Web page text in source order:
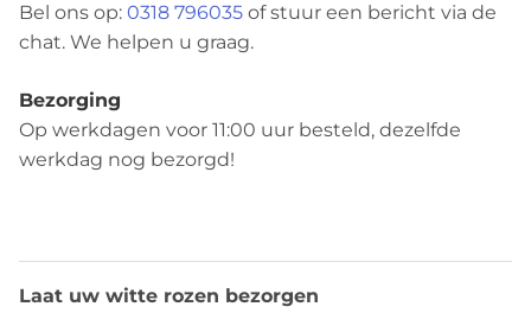
Bel ons op: 0318 796035 of stuur een bericht via de
chat. We helpen u graag.
Bezorging
Op werkdagen voor 11:00 uur besteld, dezelfde
werkdag nog bezorgd!
Laat uw witte rozen bezorgen